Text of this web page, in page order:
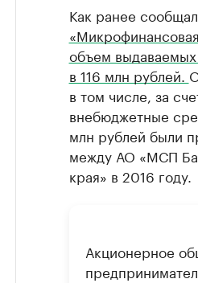
Как ранее
объем
в 116 млн рублей.
в том числе, за
внебюджетные
млн рублей были
между АО «МСП
края» в 2016 году.
Акционерное